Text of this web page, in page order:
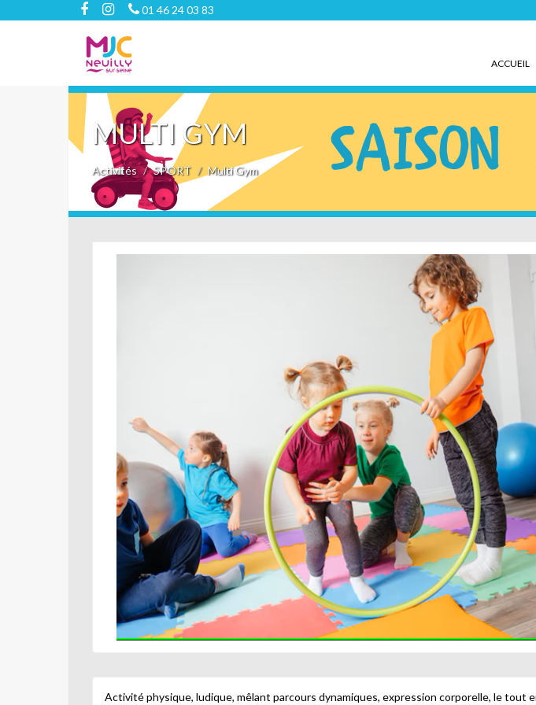
01 46 24 03 83
ACCUEIL
MULTI GYM
Activités SPORT Multi Gym
Activité physique, ludique, mêlant parcours dynamiques, expression corporelle, le tout